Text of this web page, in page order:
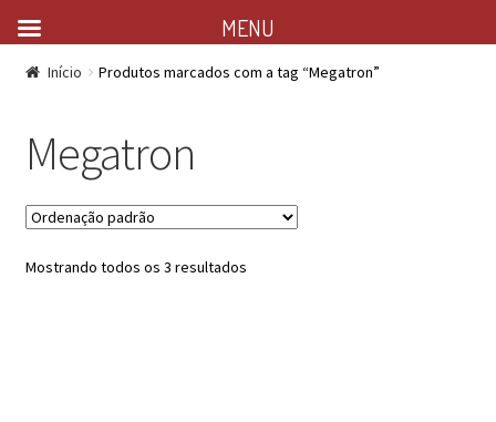
Início Produtos marcados com a tag “Megatron”
Megatron
Mostrando todos os 3 resultados
MENU